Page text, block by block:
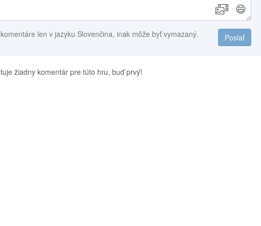
😄
Poslať
len v jazyku Slovenčina, inak môže byť vymazaný.
žiadny komentár pre túto hru, buď prvý!